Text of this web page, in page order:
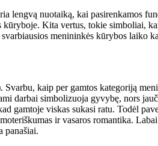
lengvą nuotaiką, kai pasirenkamos
Kita vertus, tokie simboliai,
menininkės kūrybos laiko
kaip per gamtos kategoriją
darbai simbolizuoja gyvybę, nors
gamtoje viskas sukasi ratu. Todėl
ir vasaros romantika.
panašiai.